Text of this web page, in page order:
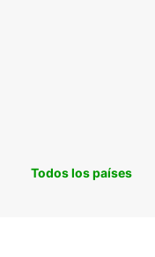
Todos los países